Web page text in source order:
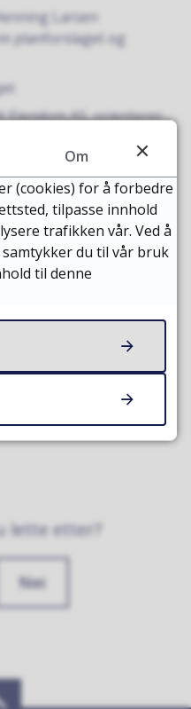
Larsen
planforslaget og
Eiendom AS, orienterer
er 16. juli – 11.
mer detaljer om
og kunngjøringer.
lette etter?
Nei
Om
(cookies) for å forbedre
tilpasse innhold
trafikken vår. Ved å
du til vår bruk
til denne